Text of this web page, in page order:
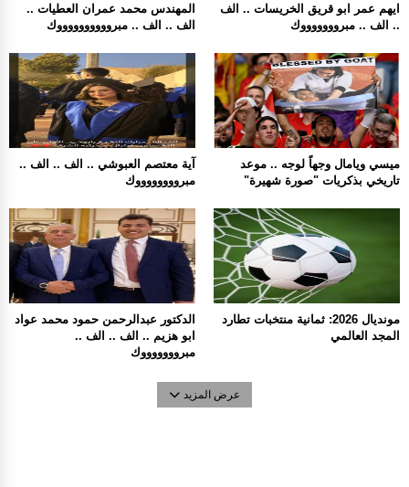
المهندس محمد عمران العطيات ..
الف .. الف .. مبرووووووووووك
ايهم عمر ابو قريق الخريسات .. الف
.. الف .. مبروووووووك
آية معتصم العبوشي .. الف .. الف ..
مبرووووووووك
ميسي ويامال وجهاً لوجه .. موعد
تاريخي بذكريات "صورة شهيرة"
الدكتور عبدالرحمن حمود محمد عواد
ابو هزيم .. الف .. الف ..
مبروووووووك
مونديال 2026: ثمانية منتخبات تطارد
المجد العالمي
عرض المزيد